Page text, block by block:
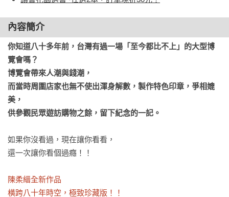
內容簡介
你知道八十多年前，台灣有過一場「至今都比不上」的大型博
覽會嗎？
博覽會帶來人潮與錢潮，
而當時周圍店家也無不使出渾身解數，製作特色印章，爭相媲
美，
供參觀民眾遊訪購物之餘，留下紀念的一記。
如果你沒看過，現在讓你看看，
還一次讓你看個過癮！！
陳柔縉全新作品
橫跨八十年時空，極致珍藏版！！